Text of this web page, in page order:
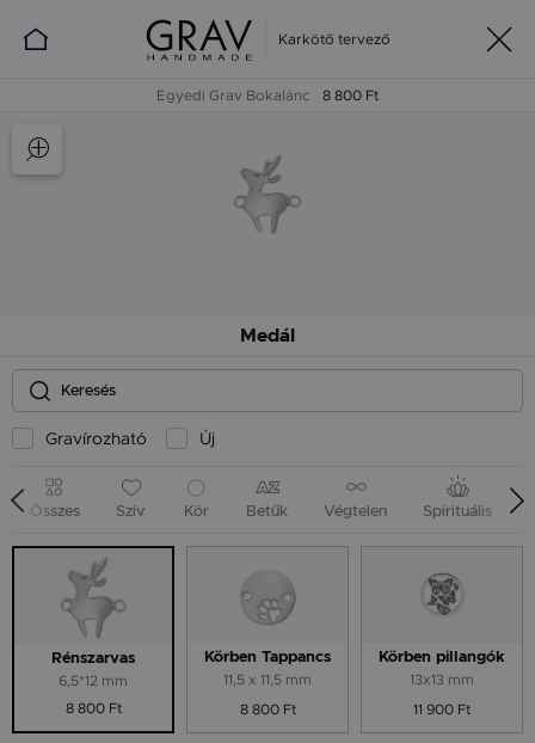
Karkötő tervező
Egyedi Grav Bokalánc 8 800 Ft
Medál
Gravírozható Új
Összes Szív Kör Betűk Végtelen Spirituális
Rénszarvas
6,5*12 mm
8 800 Ft
Körben Tappancs
11,5 x 11,5 mm
8 800 Ft
Körben pillangók
13x13 mm
11 900 Ft